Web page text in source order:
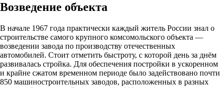
Возведение объекта
В начале 1967 года практически каждый житель России знал о
строительстве самого крупного комсомольского объекта —
возведении завода по производству отечественных
автомобилей. Стоит отметить быстроту, с которой день за днём
развивалась стройка. Для обеспечения постройки в ускоренном
и крайне сжатом временном периоде было задействовано почти
850 машиностроительных заводов, расположенных в разных